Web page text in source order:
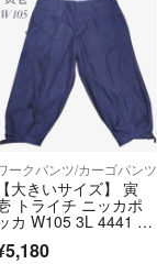
ークパンツ/カーゴパンツ
【大きいサイズ】 寅
トライチ ニッカポ
カ W105 3L 4441 作
業着